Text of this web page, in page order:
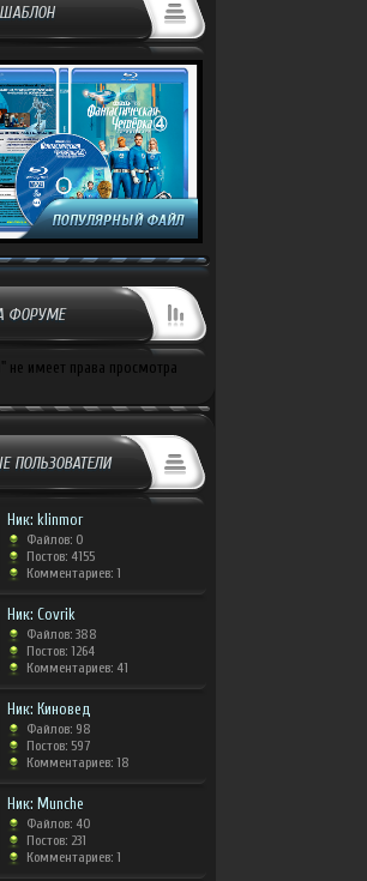
ФОРУМЕ
не имеет права просмотра
ПОЛЬЗОВАТЕЛИ
Ник: klinmor
Файлов: 0
Постов: 4155
Комментариев: 1
Ник: Covrik
Файлов: 388
Постов: 1264
Комментариев: 41
Ник: Киновед
Файлов: 98
Постов: 597
Комментариев: 18
Ник: Munche
Файлов: 40
Постов: 231
Комментариев: 1